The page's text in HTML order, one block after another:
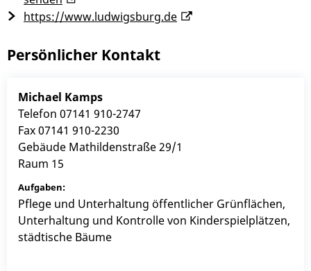
https://www.ludwigsburg.de
Persönlicher Kontakt
Michael Kamps
Telefon 07141 910-2747
Fax07141 910-2230
Gebäude Mathildenstraße 29/1
Raum 15
Pflege und Unterhaltung öffentlicher Grünflächen,
Unterhaltung und Kontrolle von Kinderspielplätzen,
städtische Bäume